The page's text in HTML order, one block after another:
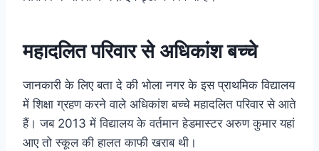
महादलित परिवार से अधिकांश बच्चे
जानकारी के लिए बता दे की भोला नगर के इस प्राथमिक विद्यालय
में शिक्षा ग्रहण करने वाले अधिकांश बच्चे महादलित परिवार से आते
हैं। जब 2013 में विद्यालय के वर्तमान हेडमास्टर अरुण कुमार यहां
आए तो स्कूल की हालत काफी खराब थी।